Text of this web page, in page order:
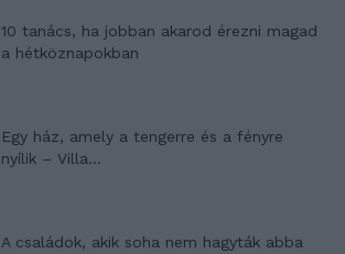
10 tanács, ha jobban akarod érezni magad
a hétköznapokban
Egy ház, amely a tengerre és a fényre
nyílik – Villa...
A családok, akik soha nem hagyták abba